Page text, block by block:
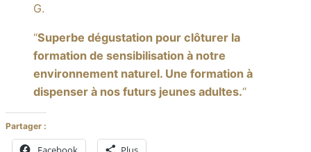
G.
“Superbe dégustation pour clôturer la
formation de sensibilisation à notre
environnement naturel. Une formation à
dispenser à nos futurs jeunes adultes.“
Partager :